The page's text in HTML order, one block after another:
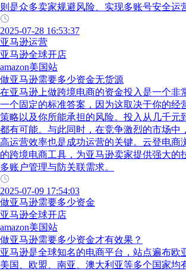
则是众多卖家规避风险、实现多账号安全运
2025-07-28 16:53:37
亚马逊运营
亚马逊全球开店
amazon美国站
做亚马逊需要多少资金无货源
在亚马逊上做跨境电商的资金投入是一个非
一个固定的标准答案，因为这取决于你的经
策略以及你所能承担的风险。投入从几千元
都有可能。与此同时，在竞争激烈的市场中
高运营效率也是成功运营的关键。云登电商
的跨境电商工具，为亚马逊卖家提供强大的
多账户管理与防关联需求。
2025-07-09 17:54:03
做亚马逊需要多少资金
亚马逊全球开店
amazon美国站
做亚马逊需要多少资金才有效果？
亚马逊是全球知名的电商平台，站点遍布欧
美国、欧盟、南亚、澳大利亚等多个国家均